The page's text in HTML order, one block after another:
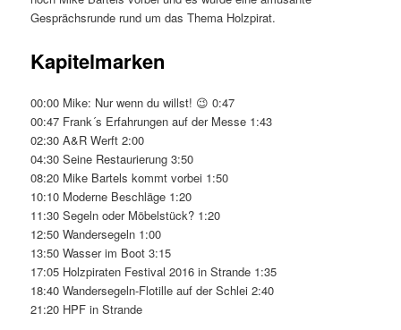
Gesprächsrunde rund um das Thema Holzpirat.
Kapitelmarken
00:00 Mike: Nur wenn du willst! 😉 0:47
00:47 Frank´s Erfahrungen auf der Messe 1:43
02:30 A&R Werft 2:00
04:30 Seine Restaurierung 3:50
08:20 Mike Bartels kommt vorbei 1:50
10:10 Moderne Beschläge 1:20
11:30 Segeln oder Möbelstück? 1:20
12:50 Wandersegeln 1:00
13:50 Wasser im Boot 3:15
17:05 Holzpiraten Festival 2016 in Strande 1:35
18:40 Wandersegeln-Flotille auf der Schlei 2:40
21:20 HPF in Strande